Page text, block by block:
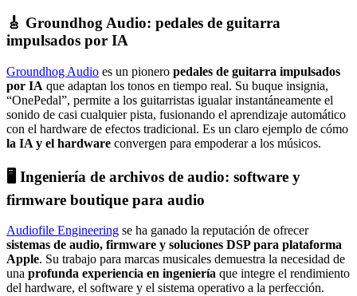
🎸 Groundhog Audio: pedales de guitarra
impulsados ​​por IA
Groundhog Audio es un pionero pedales de guitarra impulsados ​​
por IA que adaptan los tonos en tiempo real. Su buque insignia,
“OnePedal”, permite a los guitarristas igualar instantáneamente el
sonido de casi cualquier pista, fusionando el aprendizaje automático
con el hardware de efectos tradicional. Es un claro ejemplo de cómo
la IA y el hardware convergen para empoderar a los músicos.
🖥️ Ingeniería de archivos de audio: software y
firmware boutique para audio
Audiofile Engineering se ha ganado la reputación de ofrecer
sistemas de audio, firmware y soluciones DSP para plataforma
Apple. Su trabajo para marcas musicales demuestra la necesidad de
una profunda experiencia en ingeniería que integre el rendimiento
del hardware, el software y el sistema operativo a la perfección.